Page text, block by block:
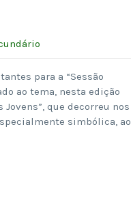
para a “Sessão
ao tema, nesta edição
que decorreu nos
simbólica, ao